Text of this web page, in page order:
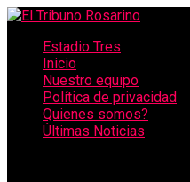
Estadio Tres
Inicio
Nuestro equipo
Política de privacidad
Quienes somos?
Últimas Noticias